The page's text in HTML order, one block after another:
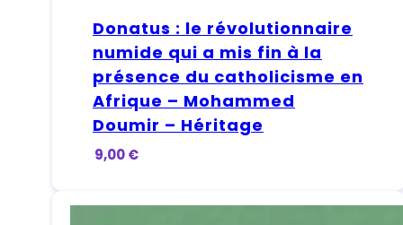
Donatus : le révolutionnaire
numide qui a mis fin à la
présence du catholicisme en
Afrique – Mohammed
Doumir – Héritage
9,00€